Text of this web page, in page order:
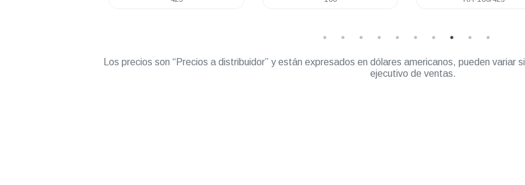
Los precios son “Precios a distribuidor” y están expresados en dólares americanos, pueden variar
ejecutivo de ventas.